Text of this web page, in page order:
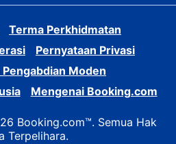
Terma Perkhidmatan
Pernyataan Privasi
Moden
Mengenai Booking.com
Booking.com™. Semua Hak
Terpelihara.